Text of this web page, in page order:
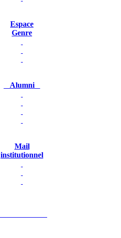
Espace
Genre
Alumni
Mail
institutionnel